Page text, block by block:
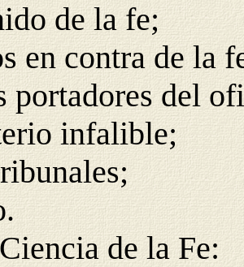
de la fe;
en contra de la
del
infalible;
de la Fe: